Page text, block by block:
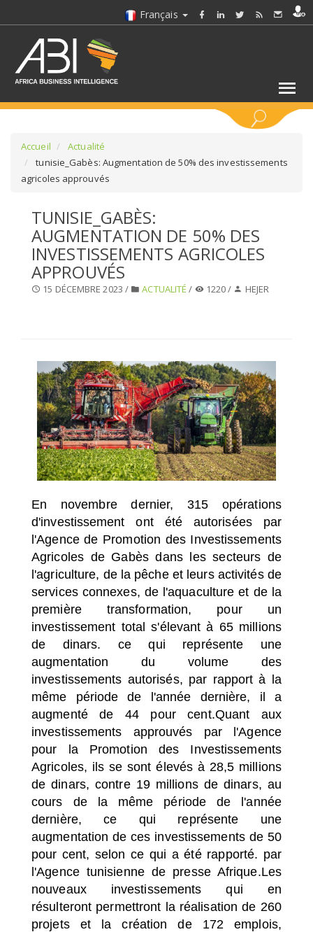
Français
SÉLECTIONNEZ UN DOSSIER
SELECTIONNEZ UNE SECTION
Accueil
Actualité
tunisie_Gabès: Augmentation de 50% des investissements
agricoles approuvés
TUNISIE_GABÈS:
AUGMENTATION DE 50% DES
INVESTISSEMENTS AGRICOLES
APPROUVÉS
15 DÉCEMBRE 2023 / ACTUALITÉ / 1220 / HEJER
En novembre dernier, 315 opérations
d'investissement ont été autorisées par
l'Agence de Promotion des Investissements
Agricoles de Gabès dans les secteurs de
l'agriculture, de la pêche et leurs activités de
services connexes, de l'aquaculture et de la
première transformation, pour un
investissement total s'élevant à 65 millions
de dinars. ce qui représente une
augmentation du volume des
investissements autorisés, par rapport à la
même période de l'année dernière, il a
augmenté de 44 pour cent.Quant aux
investissements approuvés par l'Agence
pour la Promotion des Investissements
Agricoles, ils se sont élevés à 28,5 millions
de dinars, contre 19 millions de dinars, au
cours de la même période de l'année
dernière, ce qui représente une
augmentation de ces investissements de 50
pour cent, selon ce qui a été rapporté. par
l'Agence tunisienne de presse Afrique.Les
nouveaux investissements qui en
résulteront permettront la réalisation de 260
projets et la création de 172 emplois,